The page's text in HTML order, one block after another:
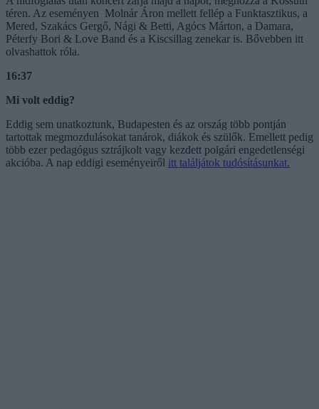
téren. Az eseményen Molnár Áron mellett fellép a Funktasztikus, a
Mered, Szakács Gergő, Nági & Betti, Agócs Márton, a Damara,
Péterfy Bori & Love Band és a Kiscsillag zenekar is. Bővebben itt
olvashattok róla.
16:37
Mi volt eddig?
Eddig sem unatkoztunk, Budapesten és az ország több pontján
tartottak megmozdulásokat tanárok, diákok és szülők. Emellett pedig
több ezer pedagógus sztrájkolt vagy kezdett polgári engedetlenségi
akcióba. A nap eddigi eseményeiről itt találjátok tudósításunkat.